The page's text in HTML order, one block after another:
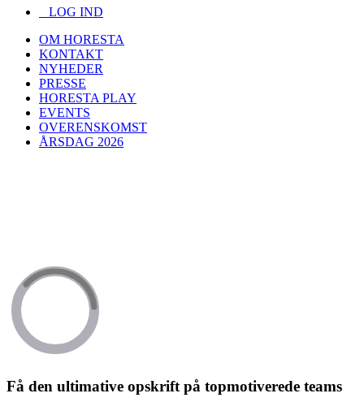
LOG IND
OM HORESTA
KONTAKT
NYHEDER
PRESSE
HORESTA PLAY
EVENTS
OVERENSKOMST
ÅRSDAG 2026
Få den ultimative opskrift på topmotiverede teams